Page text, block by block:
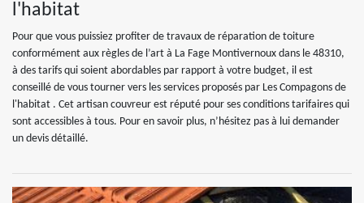
l'habitat
Pour que vous puissiez profiter de travaux de réparation de toiture
conformément aux règles de l’art à La Fage Montivernoux dans le 48310,
à des tarifs qui soient abordables par rapport à votre budget, il est
conseillé de vous tourner vers les services proposés par Les Compagons de
l'habitat . Cet artisan couvreur est réputé pour ses conditions tarifaires qui
sont accessibles à tous. Pour en savoir plus, n’hésitez pas à lui demander
un devis détaillé.